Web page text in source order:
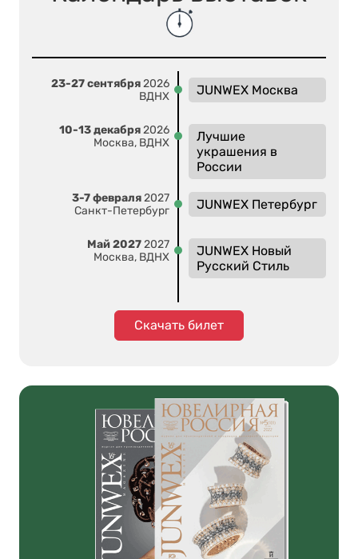
23-27 сентября2026
ВДНХ
JUNWEX Москва
10-13 декабря2026
Москва, ВДНХ
Лучшие
украшения в
России
3-7 февраля2027
Санкт-Петербург
JUNWEX Петербург
Май 20272027
Москва, ВДНХ
JUNWEX Новый
Русский Стиль
Скачать билет